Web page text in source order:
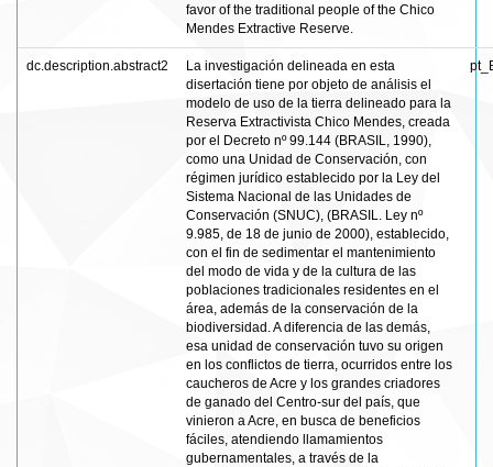
favor of the traditional people of the Chico
Mendes Extractive Reserve.
dc.description.abstract2
La investigación delineada en esta
disertación tiene por objeto de análisis el
modelo de uso de la tierra delineado para la
Reserva Extractivista Chico Mendes, creada
por el Decreto nº 99.144 (BRASIL, 1990),
como una Unidad de Conservación, con
régimen jurídico establecido por la Ley del
Sistema Nacional de las Unidades de
Conservación (SNUC), (BRASIL. Ley nº
9.985, de 18 de junio de 2000), establecido,
con el fin de sedimentar el mantenimiento
del modo de vida y de la cultura de las
poblaciones tradicionales residentes en el
área, además de la conservación de la
biodiversidad. A diferencia de las demás,
esa unidad de conservación tuvo su origen
en los conflictos de tierra, ocurridos entre los
caucheros de Acre y los grandes criadores
de ganado del Centro-sur del país, que
vinieron a Acre, en busca de beneficios
fáciles, atendiendo llamamientos
gubernamentales, a través de la